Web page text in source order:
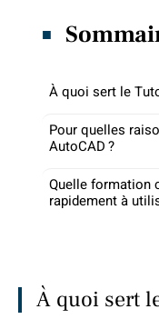
À quoi sert le
Pour quelles
AutoCAD ?
Quelle formation
rapidement à
À quoi sert